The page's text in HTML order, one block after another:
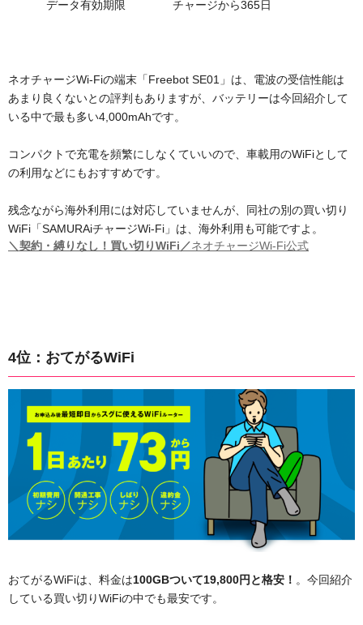
データ有効期限 チャージから365日
ネオチャージWi-Fiの端末「Freebot SE01」は、電波の受信性能は
あまり良くないとの評判もありますが、バッテリーは今回紹介して
いる中で最も多い4,000mAhです。
コンパクトで充電を頻繁にしなくていいので、車載用のWiFiとして
の利用などにもおすすめです。
残念ながら海外利用には対応していませんが、同社の別の買い切り
WiFi「SAMURAiチャージWi-Fi」は、海外利用も可能ですよ。
＼契約・縛りなし！買い切りWiFi／ネオチャージWi-Fi公式
4位：おてがるWiFi
おてがるWiFiは、料金は100GBついて19,800円と格安！ 。今回紹介
している買い切りWiFiの中でも最安です。